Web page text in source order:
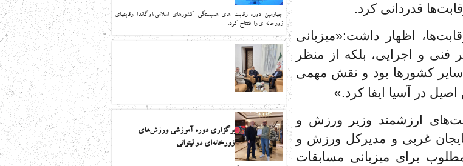
قدردانی کرد.
اظهار داشت:«میزبانی
فنی و اجرایی، بلکه از منظر
سایر کشورها بود و نقش مهمی
در آسیا ایفا کرد.»
ارزشمند وزیر ورزش و
غربی و مدیرکل ورزش و
برای میزبانی مسابقات
چهارمين دوره رقابت هاي همبستگي كشورهاي اسلامي،اوگاندا رقابتهاي
زورخانه اي را افتتاح كرد.
برگزاری دوره آموزشی ورزش‎‌های
زورخانه‌ای در لیتوانی